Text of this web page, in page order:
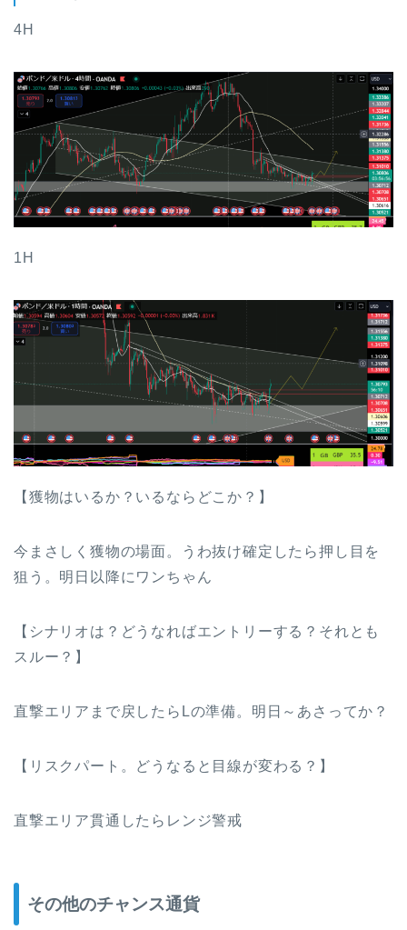
4H
1H
【獲物はいるか？いるならどこか？】
今まさしく獲物の場面。うわ抜け確定したら押し目を
狙う。明日以降にワンちゃん
【シナリオは？どうなればエントリーする？それとも
スルー？】
直撃エリアまで戻したらLの準備。明日～あさってか？
【リスクパート。どうなると目線が変わる？】
直撃エリア貫通したらレンジ警戒
その他のチャンス通貨